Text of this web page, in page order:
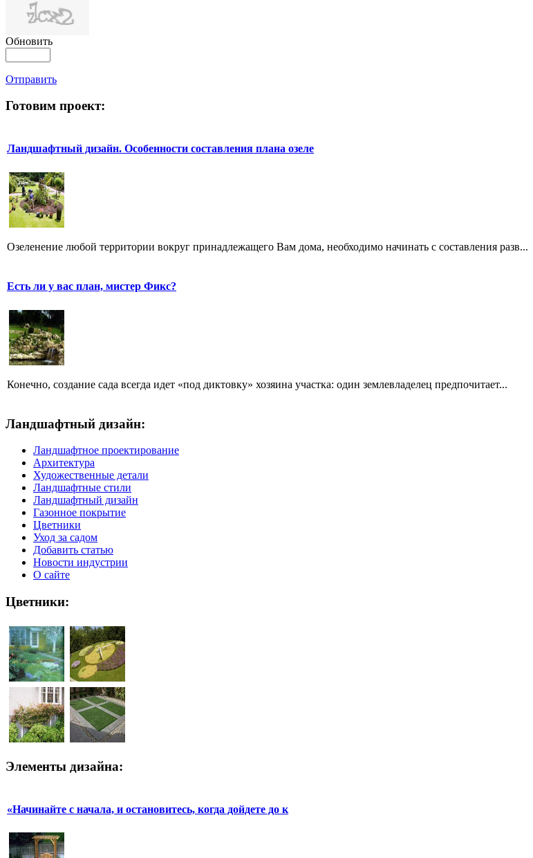
Обновить
Отправить
Готовим проект:
Ландшафтный дизайн. Особенности составления плана озеле
Озеленение любой территории вокруг принадлежащего Вам дома, необходимо начинать с составления разв...
Есть ли у вас план, мистер Фикс?
Конечно, создание сада всегда идет «под диктовку» хозяина участка: один землевладелец предпочитает...
Ландшафтный дизайн:
Ландшафтное проектирование
Архитектура
Художественные детали
Ландшафтные стили
Ландшафтный дизайн
Газонное покрытие
Цветники
Уход за садом
Добавить статью
Новости индустрии
О сайте
Цветники:
Элементы дизайна:
«Начинайте с начала, и остановитесь, когда дойдете до к